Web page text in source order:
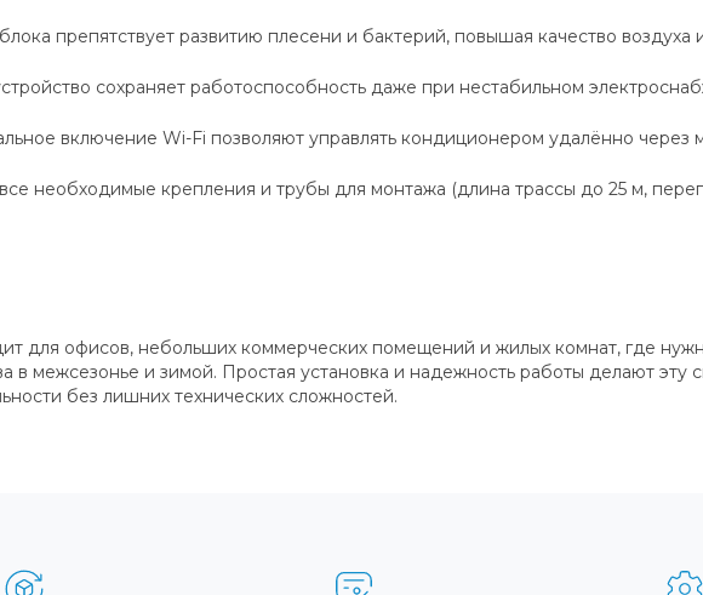
препятствует развитию плесени и бактерий, повышая качество
сохраняет работоспособность даже при нестабильном
включение Wi-Fi позволяют управлять кондиционером удалённо
необходимые крепления и трубы для монтажа (длина трассы до 25 м,
для офисов, небольших коммерческих помещений и жилых комнат, где
в межсезонье и зимой. Простая установка и надежность работы делают эту
без лишних технических сложностей.